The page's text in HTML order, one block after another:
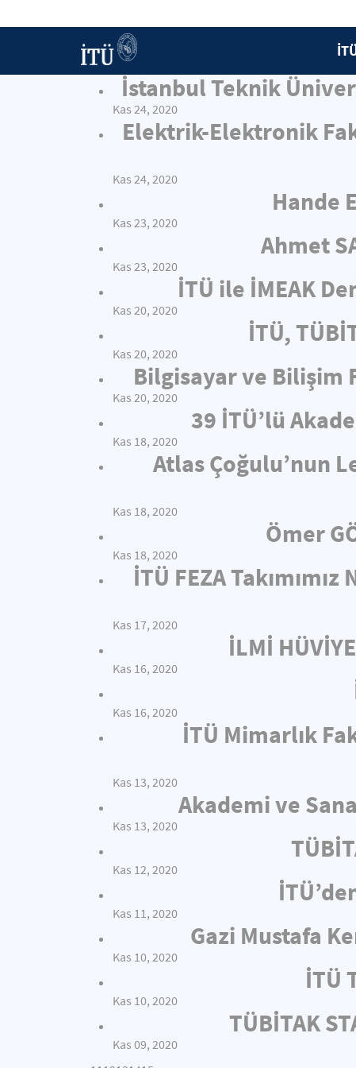
İstanbul Teknik
Kas 24, 2020
Elektrik-Elektronik
Kas 24, 2020
Hande
Kas 23, 2020
Ahmet
Kas 23, 2020
İTÜ ile İMEAK
Kas 20, 2020
İTÜ,
Kas 20, 2020
Bilgisayar ve Bilişim
Kas 20, 2020
39 İTÜ’lü
Kas 18, 2020
Atlas Çoğulu’nun
Kas 18, 2020
Ömer
Kas 18, 2020
İTÜ FEZA
Kas 17, 2020
İLMİ
Kas 16, 2020
Kas 16, 2020
İTÜ Mimarlık
Kas 13, 2020
Akademi ve
Kas 13, 2020
Kas 12, 2020
Kas 11, 2020
Gazi Mustafa
Kas 10, 2020
İTÜ
Kas 10, 2020
TÜBİTAK
Kas 09, 2020